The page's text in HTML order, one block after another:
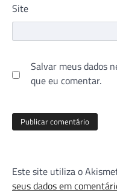
Site
Salvar meus dados
que eu comentar.
Este site utiliza o
seus dados em